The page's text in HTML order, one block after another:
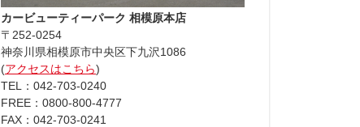
カービューティーパーク 相模原本店
〒252-0254
神奈川県相模原市中央区下九沢1086
(アクセスはこちら)
TEL：042-703-0240
FREE：0800-800-4777
FAX：042-703-0241